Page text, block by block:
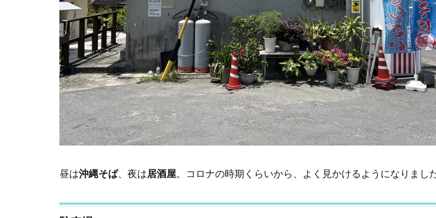
昼は沖縄そば、夜は居酒屋。コロナの時期くらいから、よく見かけるようになりまし